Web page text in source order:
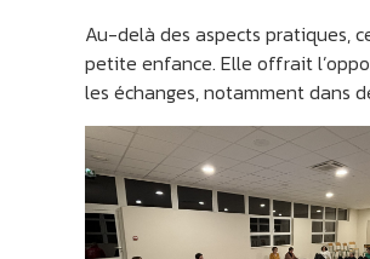
Au-delà des aspects pratiques,
petite enfance. Elle offrait
les échanges, notamment dans